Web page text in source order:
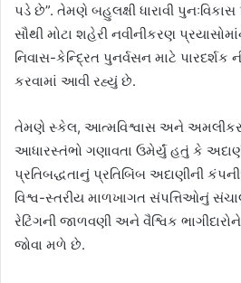
પડે છે”. તેમણે બહુલક્ષી ધારાવી
સૌથી મોટા શહેરી નવીનીકરણ
નિવાસ-કેન્દ્રિત પુનર્વસન માટે પારદર્શક
કરવામાં આવી રહ્યું છે.
તેમણે સ્કેલ, આત્મવિશ્વાસ અને
આધારસ્તંભો ગણાવતા ઉમેર્યું હતું કે
પ્રતિબદ્ધતાનું પ્રતિબિંબ અદાણીની
વિશ્વ-સ્તરીય માળખાગત સંપત્તિઓનું
રેટિંગની જાળવણી અને વૈશ્વિક
જોવા મળે છે.